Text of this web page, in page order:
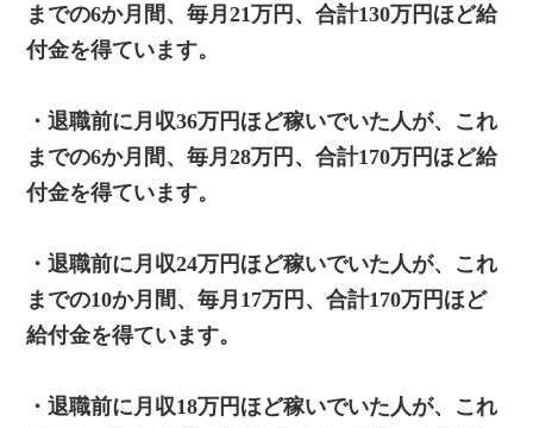
までの6か月間、毎月21万円、合計130万円ほど給
付金を得ています。
・退職前に月収36万円ほど稼いでいた人が、これ
までの6か月間、毎月28万円、合計170万円ほど給
付金を得ています。
・退職前に月収24万円ほど稼いでいた人が、これ
までの10か月間、毎月17万円、合計170万円ほど
給付金を得ています。
・退職前に月収18万円ほど稼いでいた人が、これ